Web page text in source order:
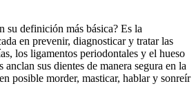
su definición más básica? Es la
en prevenir, diagnosticar y tratar las
los ligamentos periodontales y el hueso
anclan sus dientes de manera segura en la
posible morder, masticar, hablar y sonreír